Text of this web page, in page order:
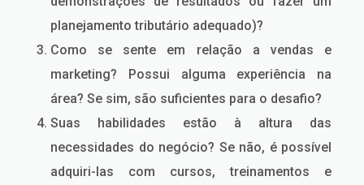
planejamento tributário adequado)?
Como se sente em relação a vendas e
marketing? Possui alguma experiência na
área? Se sim, são suficientes para o desafio?
Suas habilidades estão à altura das
necessidades do negócio? Se não, é possível
adquiri-las com cursos, treinamentos e